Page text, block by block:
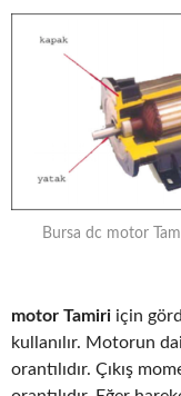
Bursa dc motor
motor Tamiri için
kullanılır. Motorun
orantılıdır. Çıkış